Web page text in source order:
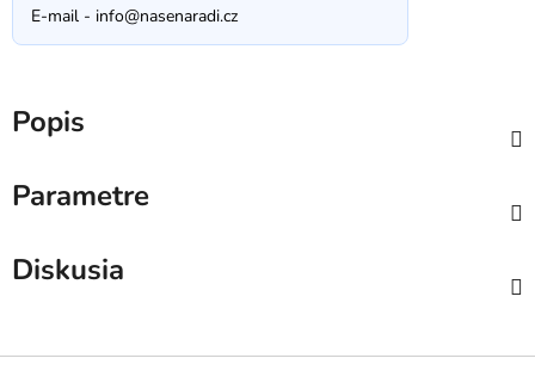
E-mail - info@nasenaradi.cz
Popis
Parametre
Diskusia